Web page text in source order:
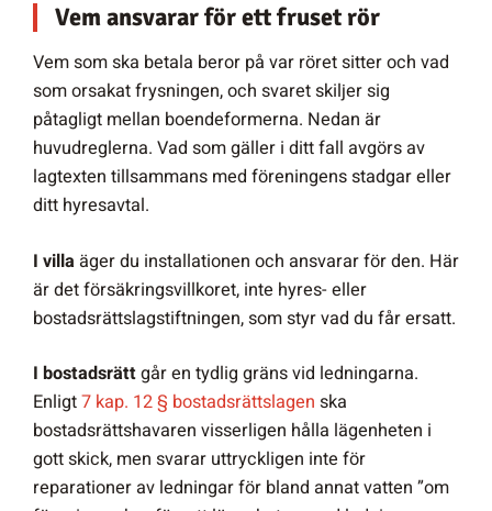
Vem ansvarar för ett fruset rör
Vem som ska betala beror på var röret sitter och vad
som orsakat frysningen, och svaret skiljer sig
påtagligt mellan boendeformerna. Nedan är
huvudreglerna. Vad som gäller i ditt fall avgörs av
lagtexten tillsammans med föreningens stadgar eller
ditt hyresavtal.
I villa äger du installationen och ansvarar för den. Här
är det försäkringsvillkoret, inte hyres- eller
bostadsrättslagstiftningen, som styr vad du får ersatt.
I bostadsrättgår en tydlig gräns vid ledningarna.
Enligt7 kap. 12 § bostadsrättslagen ska
bostadsrättshavaren visserligen hålla lägenheten i
gott skick, men svarar uttryckligen inte för
reparationer av ledningar för bland annat vatten ”om